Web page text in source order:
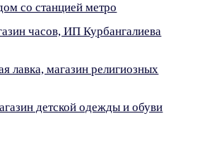
со станцией метро
часов, ИП Курбангалиева
лавка, магазин религиозных
детской одежды и обуви